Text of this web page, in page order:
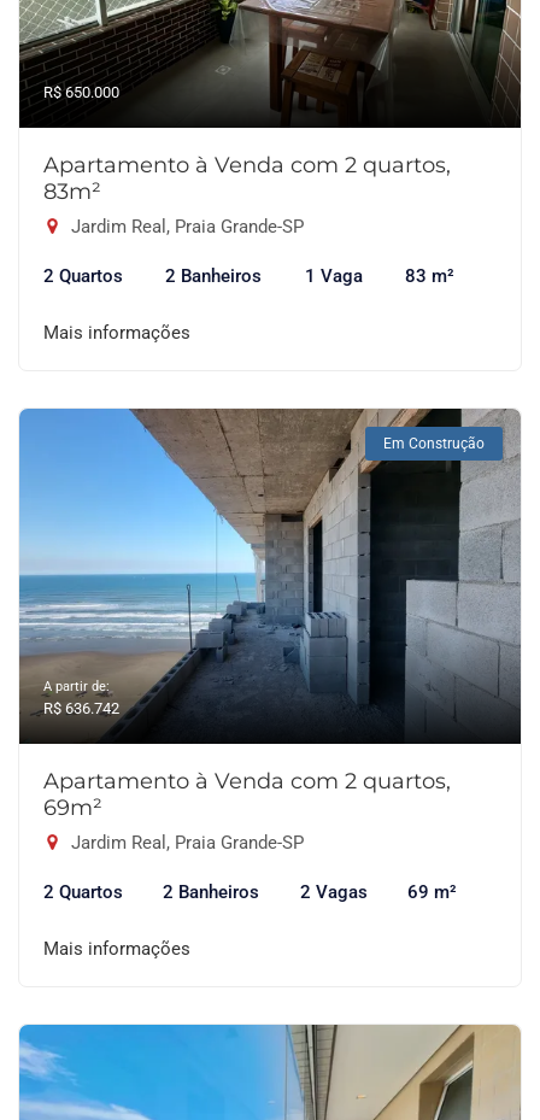
R$ 650.000
Apartamento à Venda com 2 quartos,
83m²
Jardim Real, Praia Grande-SP
2 Quartos 2 Banheiros 1 Vaga 83 m²
Mais informações
Em Construção
A partir de:
R$ 636.742
Apartamento à Venda com 2 quartos,
69m²
Jardim Real, Praia Grande-SP
2 Quartos 2 Banheiros 2 Vagas 69 m²
Mais informações